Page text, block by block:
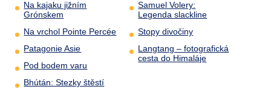
Na kajaku jižním
Grónskem
Na vrchol Pointe Percée
Patagonie Asie
Pod bodem varu
Bhútán: Stezky štěstí
Samuel Volery:
Legenda slackline
Stopy divočiny
Langtang – fotografická
cesta do Himaláje